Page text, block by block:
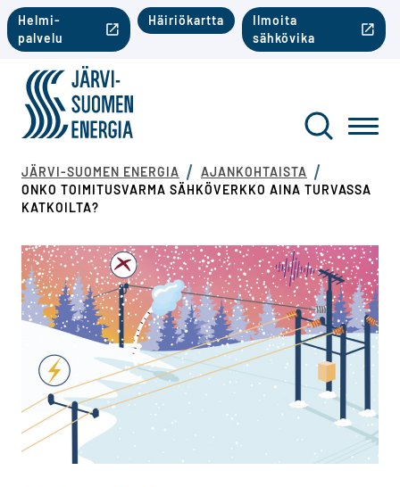
Siirry sisältöön
Toinen valikko mobiili
Helmi-
palvelu
Häiriökartta
Ilmoita
sähkövika
Järvi-Suomen Energia
Toinen
Haku
JÄRVI-SUOMEN ENERGIA
AJANKOHTAISTA
ONKO TOIMITUSVARMA SÄHKÖVERKKO AINA TURVASSA
KATKOILTA?